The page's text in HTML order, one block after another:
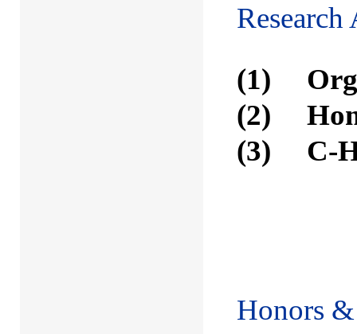
Research
(1)
(2)
(3) C-
Honors